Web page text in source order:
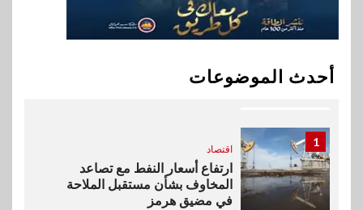
أحدث الموضوعاتبيان توضيحي صادر عن شركة
ناتجاس
1
اقتصاد
ارتفاع أسعار النفط مع تصاعد
المخاوف بشأن مستقبل الملاحة
في مضيق هرمز